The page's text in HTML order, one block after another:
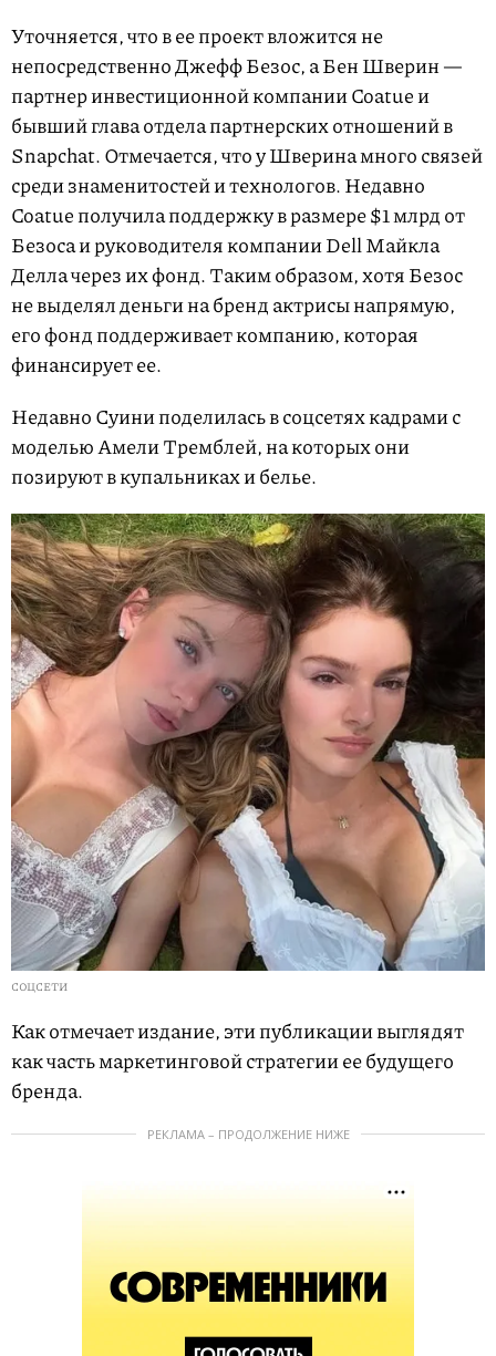
Уточняется, что в ее проект вложится не
непосредственно Джефф Безос, а Бен Шверин —
партнер инвестиционной компании Coatue и
бывший глава отдела партнерских отношений в
Snapchat. Отмечается, что у Шверина много связей
среди знаменитостей и технологов. Недавно
Coatue получила поддержку в размере $1 млрд от
Безоса и руководителя компании Dell Майкла
Делла через их фонд. Таким образом, хотя Безос
не выделял деньги на бренд актрисы напрямую,
его фонд поддерживает компанию, которая
финансирует ее.
Недавно Суини поделилась в соцсетях кадрами с
моделью Амели Тремблей, на которых они
позируют в купальниках и белье.
СОЦСЕТИ
Как отмечает издание, эти публикации выглядят
как часть маркетинговой стратегии ее будущего
бренда.
РЕКЛАМА – ПРОДОЛЖЕНИЕ НИЖЕ